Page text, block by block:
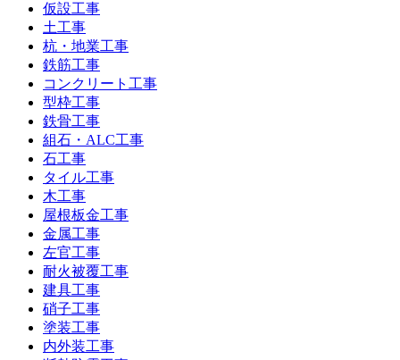
仮設工事
土工事
杭・地業工事
鉄筋工事
コンクリート工事
型枠工事
鉄骨工事
組石・ALC工事
石工事
タイル工事
木工事
屋根板金工事
金属工事
左官工事
耐火被覆工事
建具工事
硝子工事
塗装工事
内外装工事